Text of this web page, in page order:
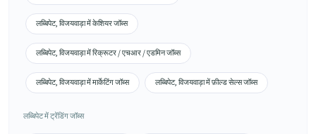
लब्बिपेट, विजयवाड़ा में केशियर जॉब्स
लब्बिपेट, विजयवाड़ा में रिक्रूटर / एचआर / एडमिन जॉब्स
लब्बिपेट, विजयवाड़ा में मार्केटिंग जॉब्स लब्बिपेट, विजयवाड़ा में फ़ील्ड सेल्स जॉब्स
लब्बिपेट में ट्रेंडिंग जॉब्स